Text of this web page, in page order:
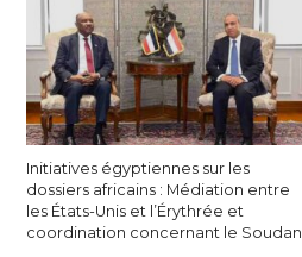
Initiatives égyptiennes sur les
dossiers africains : Médiation entre
les États-Unis et l’Érythrée et
coordination concernant le Soudan